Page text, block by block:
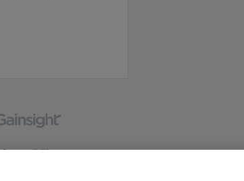
Accessibility statement